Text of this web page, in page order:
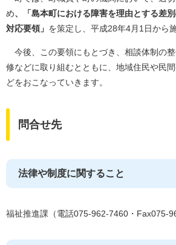
め、「島本町における障害を理由とする差
対応要領」 を策定し、平成28年4月1日から
今後、この要領にもとづき、相談体制の
修などに取り組むとともに、地域住民や民
どをおこなっていきます。
問合せ先
法律や制度に関すること
福祉推進課（電話075-962-7460・Fax075-